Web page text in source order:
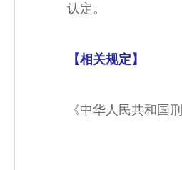
认定。
【相关规定】
《中华人民共和国